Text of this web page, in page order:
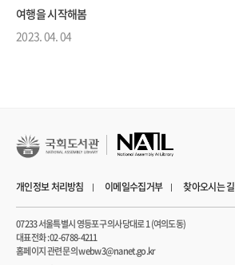
여행을 시작해봄
2023. 04. 04
개인정보 처리방침 이메일수집거부 찾아오시는 길
07233 서울특별시 영등포구 의사당대로 1 (여의도동)
대표전화 : 02-6788-4211
홈페이지 관련 문의 webw3@nanet.go.kr